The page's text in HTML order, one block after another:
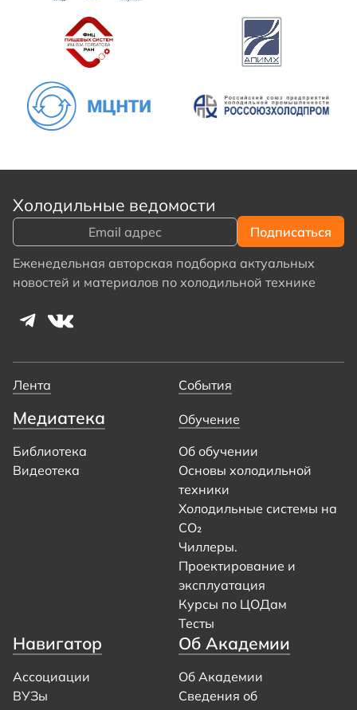
Холодильные ведомости
Еженедельная авторская подборка актуальных
новостей и материалов по холодильной технике
Лента События
Медиатека
Библиотека
Видеотека
Обучение
Об обучении
Основы холодильной
техники
Холодильные системы на
CO₂
Чиллеры.
Проектирование и
эксплуатация
Курсы по ЦОДам
Тесты
Навигатор
Ассоциации
ВУЗы
Об Академии
Об Академии
Сведения об